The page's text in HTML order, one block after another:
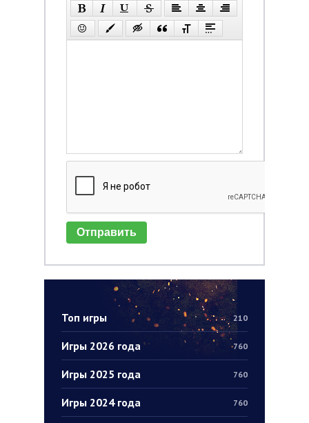
Топ игры 210
Игры 2026 года 760
Игры 2025 года 760
Игры 2024 года 760
Отправить